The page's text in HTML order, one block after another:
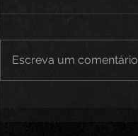
Escreva um comentário